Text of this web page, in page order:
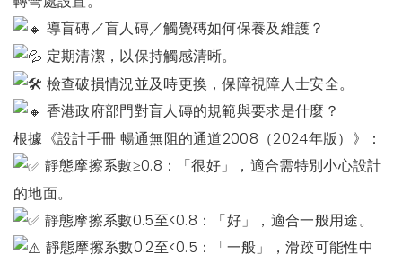
導盲磚／盲人磚／觸覺磚如何保養及維護？
定期清潔，以保持觸感清晰。
檢查破損情況並及時更換，保障視障人士安全。
香港政府部門對盲人磚的規範與要求是什麼？
根據《設計手冊 暢通無阻的通道2008（2024年版）》：
靜態摩擦系數≥0.8：「很好」，適合需特別小心設計
的地面。
靜態摩擦系數0.5至<0.8：「好」，適合一般用途。
靜態摩擦系數0.2至<0.5：「一般」，滑跤可能性中